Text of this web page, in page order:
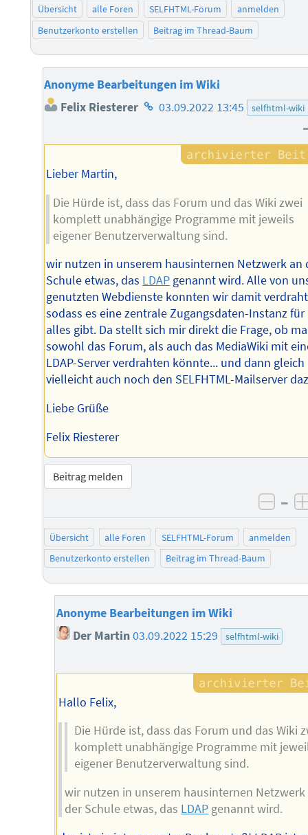
Übersicht alle Foren SELFHTML-Forum
anmelden
Benutzerkonto erstellen
Beitrag im Thread-Baum
Anonyme Bearbeitungen im Wiki
Felix Riesterer Homepage
Autors
03.09.2022 13:45 selfhtml-wiki
Lieber Martin,
Die Hürde ist, dass das Forum und das Wiki zwei
komplett unabhängige Programme mit jeweils
eigener Benutzerverwaltung sind.
wir nutzen in unserem hausinternen Netzwerk an
Schule etwas, das LDAP genannt wird. Alle von
genutzten Webdienste konnten wir damit
sodass es eine zentrale Zugangsdaten-Instanz für
alles gibt. Da stellt sich mir direkt die Frage, ob
sowohl das Forum, als auch das MediaWiki mit
LDAP-Server verdrahten könnte... und dann gleich
vielleicht auch noch den SELFHTML-Mailserver
Liebe Grüße
Felix Riesterer
Beitrag melden
–
Übersicht alle Foren SELFHTML-Forum
anmelden
Benutzerkonto erstellen
Beitrag im Thread-Baum
Anonyme Bearbeitungen im Wiki
Der Martin03.09.2022 15:29 selfhtml-wiki
Hallo Felix,
Die Hürde ist, dass das Forum und das Wiki
komplett unabhängige Programme mit
eigener Benutzerverwaltung sind.
wir nutzen in unserem hausinternen Netzwerk
der Schule etwas, das LDAP genannt wird.